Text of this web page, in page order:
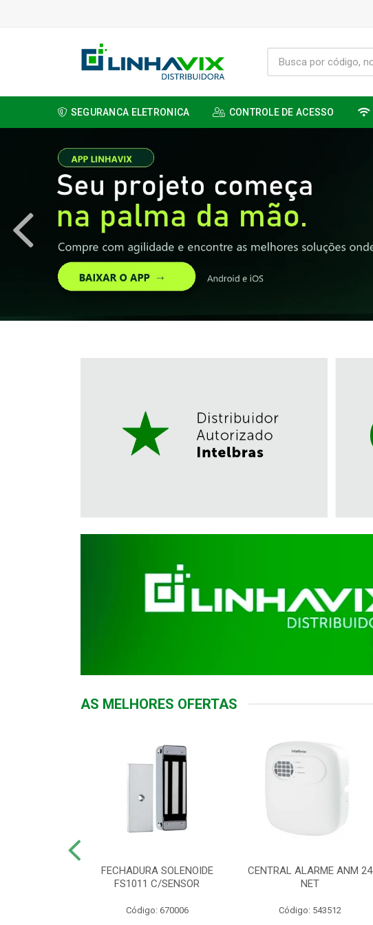
SEGURANCA ELETRONICA CONTROLE DE ACESSO
AS MELHORES OFERTAS
FECHADURA SOLENOIDE
FS1011 C/SENSOR
Código: 670006
CENTRAL ALARME ANM 24
NET
Código: 543512